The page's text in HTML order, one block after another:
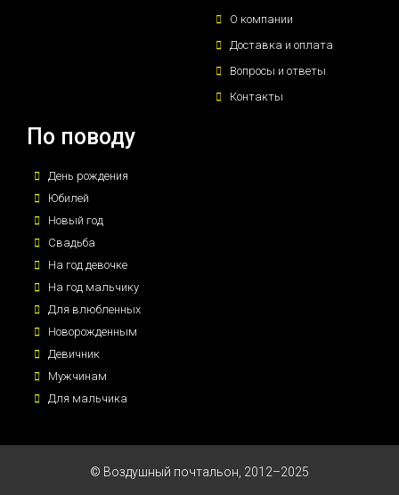
О компании
Доставка и оплата
Вопросы и ответы
Контакты
По поводу
День рождения
Юбилей
Новый год
Свадьба
На год девочке
На год мальчику
Для влюбленных
Новорожденным
Девичник
Мужчинам
Для мальчика
© Воздушный почтальон, 2012–2025